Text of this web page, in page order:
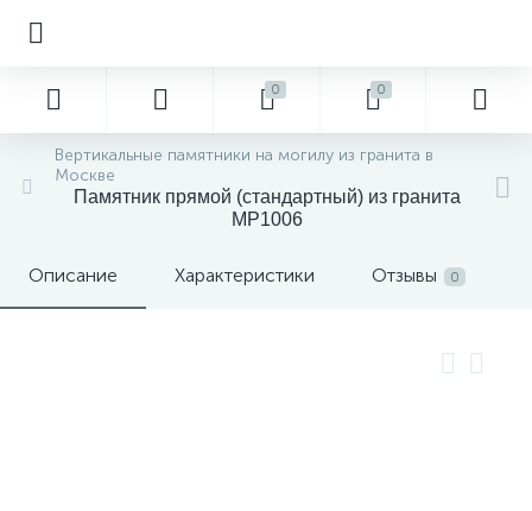
0 0
Вертикальные памятники на могилу из гранита в
Москве
Памятник прямой (стандартный) из гранита
MP1006
Описание Характеристики Отзывы 0